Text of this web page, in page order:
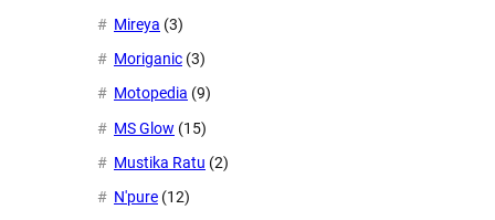
Mireya (3)
Moriganic (3)
Motopedia (9)
MS Glow (15)
Mustika Ratu (2)
N'pure (12)